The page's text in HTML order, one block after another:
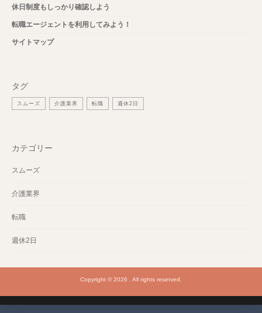
休日制度もしっかり確認しよう
転職エージェントを利用してみよう！
サイトマップ
タグ
スムーズ 介護業界 転職 週休2日
カテゴリー
スムーズ
介護業界
転職
週休2日
Copyright © 2026 . All rights reserved.